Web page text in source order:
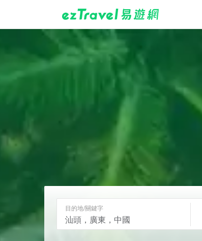
目的地/關鍵字